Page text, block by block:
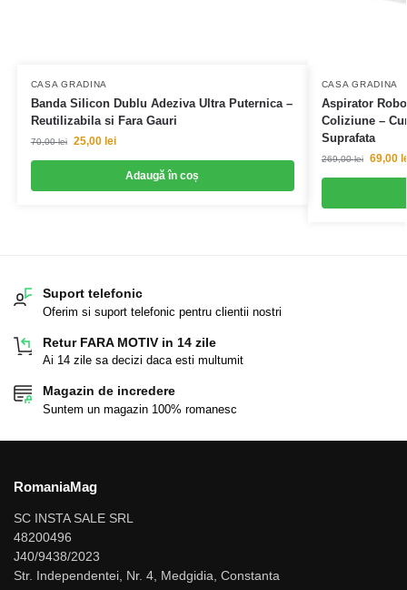
CASA GRADINA
Banda Silicon Dublu Adeziva Ultra Puternica –
Reutilizabila si Fara Gauri
70,00lei 25,00 lei
Adaugă în coș
CASA GRADINA
Aspirator
Coliziune –
Suprafata
269,00lei 69,00
Suport telefonic
Oferim si suport telefonic pentru clientii nostri
Retur FARA MOTIV in 14 zile
Ai 14 zile sa decizi daca esti multumit
Magazin de incredere
Suntem un magazin 100% romanesc
RomaniaMag
SC INSTA SALE SRL
48200496
J40/9438/2023
Str. Independentei, Nr. 4, Medgidia, Constanta